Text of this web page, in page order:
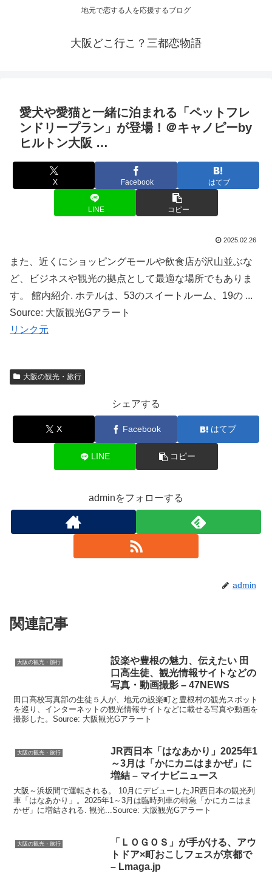
地元で恋する人を応援するブログ
大阪どこ行こ？三都恋物語
愛犬や愛猫と一緒に泊まれる「ペットフレ
ンドリープラン」が登場！＠キャノピーby
ヒルトン大阪 …
X Facebook はてブ
LINE コピー
2025.02.26
また、近くにショッピングモールや飲食店が沢山並ぶな
ど、ビジネスや観光の拠点として最適な場所でもありま
す。 館内紹介. ホテルは、53のスイートルーム、19の ...
Source: 大阪観光Gアラート
リンク元
大阪の観光・旅行
シェアする
X Facebook はてブ
LINE コピー
adminをフォローする
admin
関連記事
大阪の観光・旅行
設楽や豊根の魅力、伝えたい 田
口高生徒、観光情報サイトなどの
写真・動画撮影 – 47NEWS
田口高校写真部の生徒５人が、地元の設楽町と豊根村の観光スポット
を巡り、インターネットの観光情報サイトなどに載せる写真や動画を
撮影した。Source: 大阪観光Gアラート
大阪の観光・旅行
JR西日本「はなあかり」2025年1
～3月は「かにカニはまかぜ」に
増結 – マイナビニュース
大阪～浜坂間で運転される。 10月にデビューしたJR西日本の観光列
車「はなあかり」。2025年1～3月は臨時列車の特急「かにカニはま
かぜ」に増結される. 観光...Source: 大阪観光Gアラート
大阪の観光・旅行
「ＬＯＧＯＳ」が手がける、アウ
トドア×町おこしフェスが京都で
– Lmaga.jp